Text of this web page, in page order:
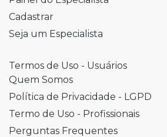
Cadastrar
Seja um Especialista
Termos de Uso - Usuários
Quem Somos
Política de Privacidade - LGPD
Termo de Uso - Profissionais
Perguntas Frequentes